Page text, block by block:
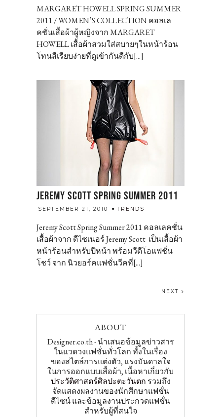
MARGARET HOWELL SPRING SUMMER
2011 / WOMEN’S COLLECTION คอลเล
คชั่นเสื้อผ้าผู้หญิงจาก MARGARET
HOWELL เสื้อผ้าสวมใส่สบายๆในหน้าร้อน
โทนสีเรียบง่ายที่ดูเข้ากันดีกับ[...]
JEREMY SCOTT SPRING SUMMER 2011
SEPTEMBER 21, 2010 TRENDS
Jeremy Scott Spring Summer 2011 คอลเลคชั่น
เสื้อผ้าจาก ดีไซเนอร์ Jeremy Scott เป็นเสื้อผ้า
หน้าร้อนสำหรับปีหน้า พร้อมวีดีโอแฟชั่น
โชว์ จาก นิวยอร์คแฟชั่นวีคที่[...]
NEXT
ABOUT
Designer.co.th - นำเสนอข้อมูลข่าวสาร
ในแวดวงแฟชั่นทั่วโลก ทั้งในเรื่อง
ของสไตล์การแต่งตัว, แรงบันดาลใจ
ในการออกแบบเสื้อผ้า, เนื้อหาเกี่ยวกับ
ประวัติศาสตร์ศิลปะตะวันตก รวมถึง
จัดแสดงผลงานของนักศึกษาแฟชั่น
ดีไซน์ และข้อมูลงานประกวดแฟชั่น
สำหรับผู้ที่สนใจ